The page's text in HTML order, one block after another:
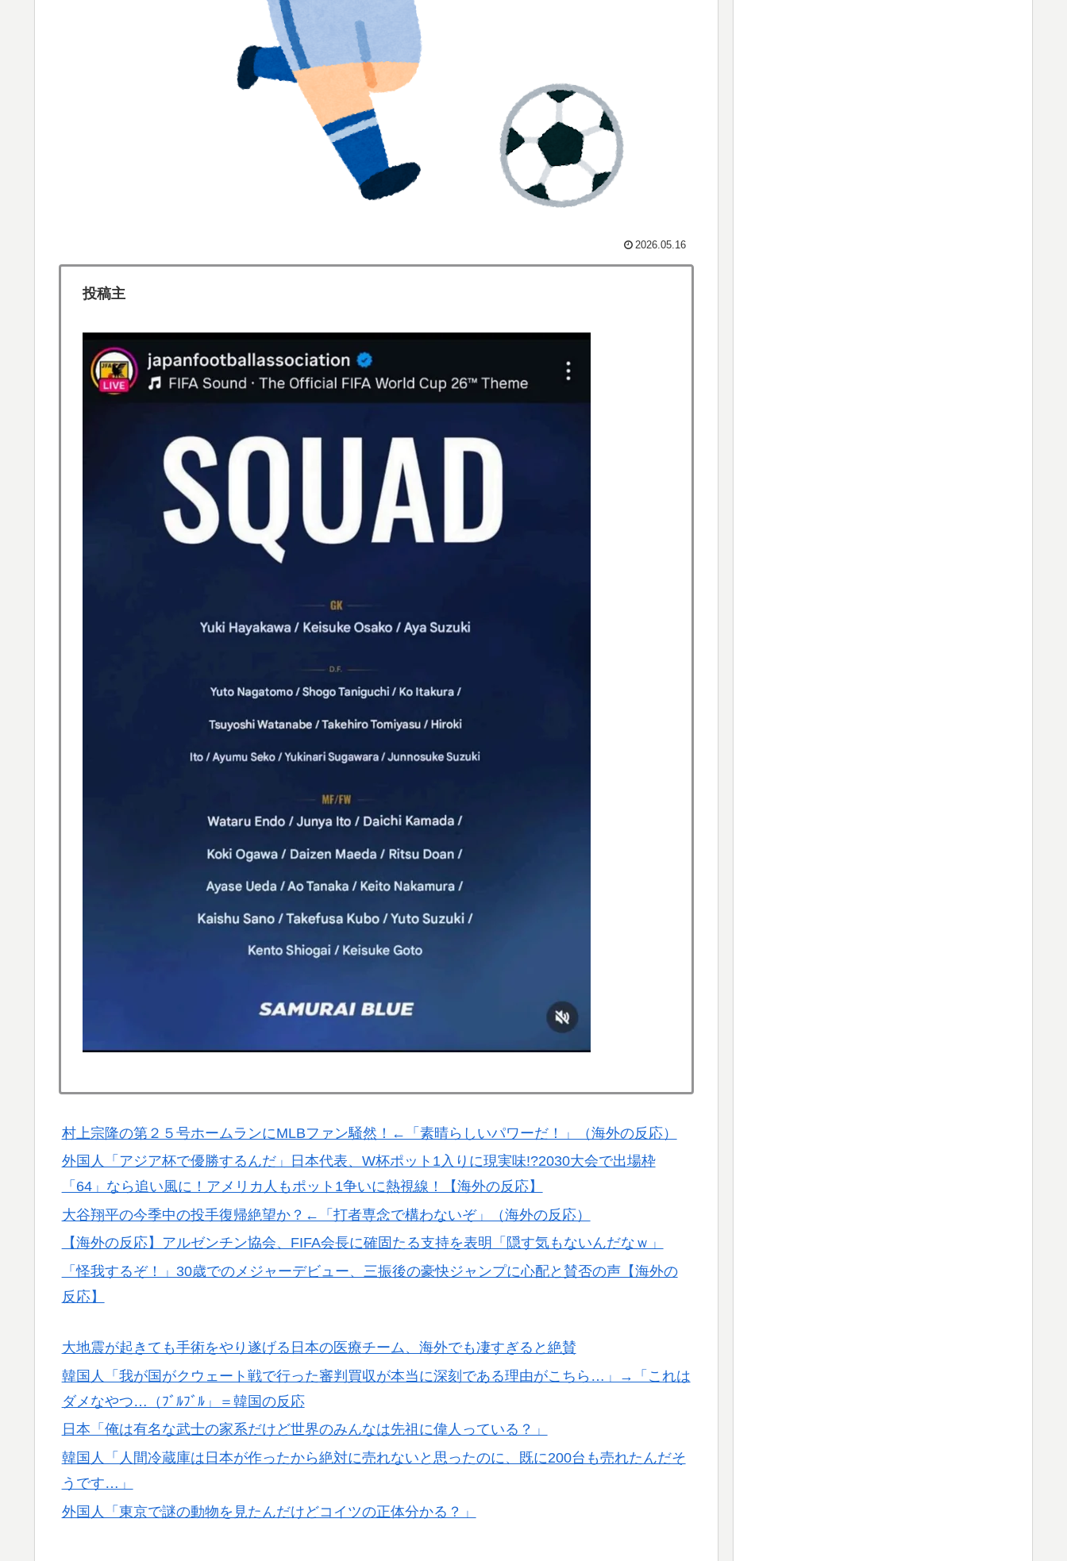
海外「日本人はなんて気高いんだ！」 英高級紙も驚愕した極限の中の日本人の姿に世界が衝撃
海外「素晴らしい！」日本が買収したUSスチール驚異の大復活に米国人が大喜び
海外「親が買った覚えのないプレゼントが山積みなのに誰も騒がない」サンタ映画最大の設定の
韓国人「熊本地震で見る日本の土木技術の完全勝利をご覧ください」→「これはすごいわ」「こうい
うのを見ると日本人は何か適当に作る感じがしない・・・」「あれがまさに経験値である」
韓国人「過去のW杯で韓国代表がドーピング検査をすり抜けるように注射していたものがこちら…」
失望する事態に
大地震が起きても手術をやり遂げる日本の医療チーム、海外でも凄すぎると絶賛
【MLB】化け物みたいな球を投げるクローザーを先発に転向させないのはなんで？ → 「100mとマラ
スカトロ野郎「今日仕事が終わったらやっとうんこが食べられるぞ」←こんなやつが実在する事実
韓国人「日本メディアが大型台風13号が急カーブで韓国方面に向かって来ると予報！」→「予想外の
韓国人「日本メディアが2002年ワールドカップ韓国準決勝も調査すべきと主張！」→「英国メディア
も一斉に指摘‥」
韓国人「トヨタが2027年に次世代ハイブリッドバッテリーを導入へ！最大1000kmの航続距離や超高速
【伝説の100得点、いまだ都市伝説扱い】海外「バムの83点でようやく信じた」
2026.05.16
投稿主
村上宗隆の第２５号ホームランにMLBファン騒然！←「素晴らしいパワーだ！」（海外の反応）
外国人「アジア杯で優勝するんだ」日本代表、W杯ポット1入りに現実味!?2030大会で出場枠
「64」なら追い風に！アメリカ人もポット1争いに熱視線！【海外の反応】
大谷翔平の今季中の投手復帰絶望か？←「打者専念で構わないぞ」（海外の反応）
【海外の反応】アルゼンチン協会、FIFA会長に確固たる支持を表明「隠す気もないんだなｗ」
「怪我するぞ！」30歳でのメジャーデビュー、三振後の豪快ジャンプに心配と賛否の声【海外の
反応】
大地震が起きても手術をやり遂げる日本の医療チーム、海外でも凄すぎると絶賛
韓国人「我が国がクウェート戦で行った審判買収が本当に深刻である理由がこちら…」→「これは
ダメなやつ…（ﾌﾞﾙﾌﾞﾙ」＝韓国の反応
日本「俺は有名な武士の家系だけど世界のみんなは先祖に偉人っている？」
韓国人「人間冷蔵庫は日本が作ったから絶対に売れないと思ったのに、既に200台も売れたんだそ
うです…」
外国人「東京で謎の動物を見たんだけどコイツの正体分かる？」